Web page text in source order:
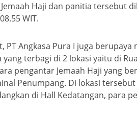
Haji dan panitia tersebut
WIT.
PT Angkasa Pura I juga
terbagi di 2 lokasi yaitu di
pengantar Jemaah Haji yang
Penumpang. Di lokasi
di Hall Kedatangan, para